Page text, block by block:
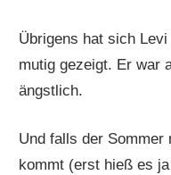
Übrigens hat sich
mutig gezeigt. Er war
ängstlich.
Und falls der Sommer
kommt (erst hieß es